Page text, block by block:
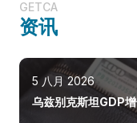
GETCA
资讯
5 八月 2026
乌兹别克斯坦GDP